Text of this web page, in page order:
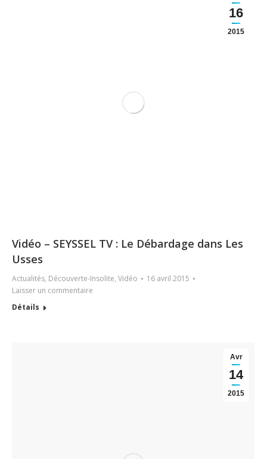
16
2015
Vidéo – SEYSSEL TV : Le Débardage dans Les
Usses
Actualités, Découverte-Insolite, Vidéo
16 avril 2015
Laisser un commentaire
Détails
Avr
14
2015